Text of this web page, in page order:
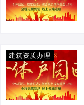
建筑资质办理